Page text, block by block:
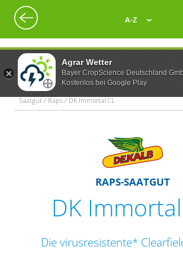
Agrar Wetter
Bayer CropScience Deutschland
Kostenlos bei Google Play
A-Z
Saatgut / Raps / DK Immortal CL
RAPS-SAATGUT
DK
Die virusresistente*